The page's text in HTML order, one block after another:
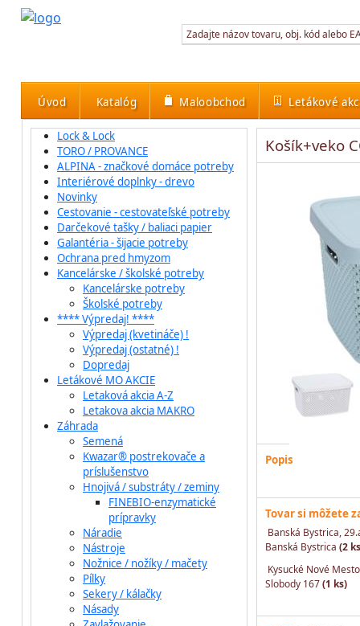
Úvod Katalóg Maloobchod Letákové
Lock & Lock
TORO / PROVANCE
ALPINA - značkové domáce potreby
Interiérové doplnky - drevo
Novinky
Cestovanie - cestovateľské potreby
Darčekové tašky / baliaci papier
Galantéria - šijacie potreby
Ochrana pred hmyzom
Kancelárske / školské potreby
Kancelárske potreby
Školské potreby
**** Výpredaj! ****
Výpredaj (kvetináče) !
Výpredaj (ostatné) !
Dopredaj
Letákové MO AKCIE
Letaková akcia A-Z
Letakova akcia MAKRO
Záhrada
Semená
Kwazar® postrekovače a
príslušenstvo
Hnojivá / substráty / zeminy
FINEBIO-enzymatické
prípravky
Náradie
Nástroje
Nožnice / nožíky / mačety
Pílky
Sekery / kálačky
Násady
Košík+veko
Popis
Tovar si môžete
Banská Bystrica,
Banská Bystrica (2
Kysucké Nové
Slobody 167(1 ks)